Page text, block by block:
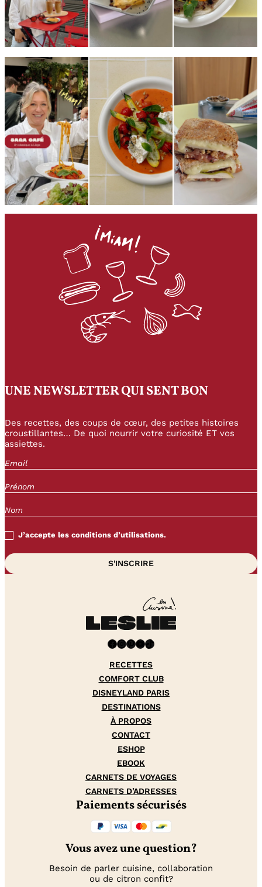
UNE NEWSLETTER QUI SENT BON
Des recettes, des coups de cœur, des petites histoires
croustillantes… De quoi nourrir votre curiosité ET vos
assiettes.
J’accepte les conditions d’utilisations.
Facebook InstagramPinterest YouTube TikTok
RECETTES
COMFORT CLUB
DISNEYLAND PARIS
DESTINATIONS
À PROPOS
CONTACT
ESHOP
EBOOK
CARNETS DE VOYAGES
CARNETS D’ADRESSES
Paiements sécurisés
Vous avez une question?
Besoin de parler cuisine, collaboration
ou de citron confit?